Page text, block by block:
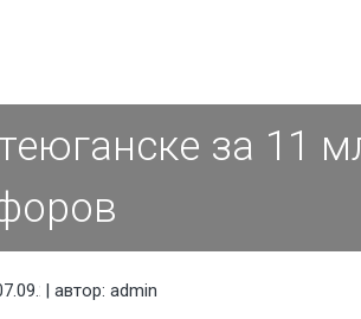
за 11
| автор: admin